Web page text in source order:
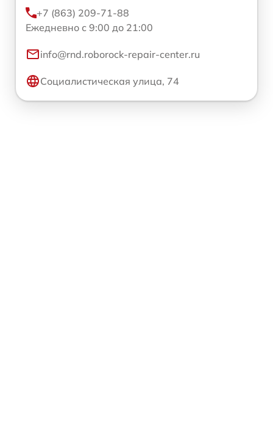
+7 (863) 209-71-88
Ежедневно с 9:00 до 21:00
info@rnd.roborock-repair-center.ru
Социалистическая улица, 74